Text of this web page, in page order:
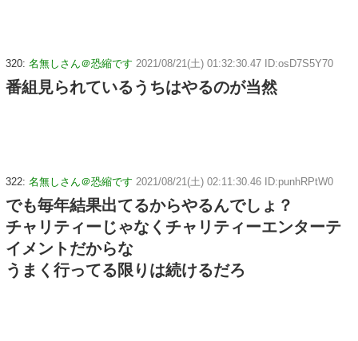
320: 名無しさん＠恐縮です 2021/08/21(土) 01:32:30.47 ID:osD7S5Y70
番組見られているうちはやるのが当然
322: 名無しさん＠恐縮です 2021/08/21(土) 02:11:30.46 ID:punhRPtW0
でも毎年結果出てるからやるんでしょ？
チャリティーじゃなくチャリティーエンターテ
イメントだからな
うまく行ってる限りは続けるだろ